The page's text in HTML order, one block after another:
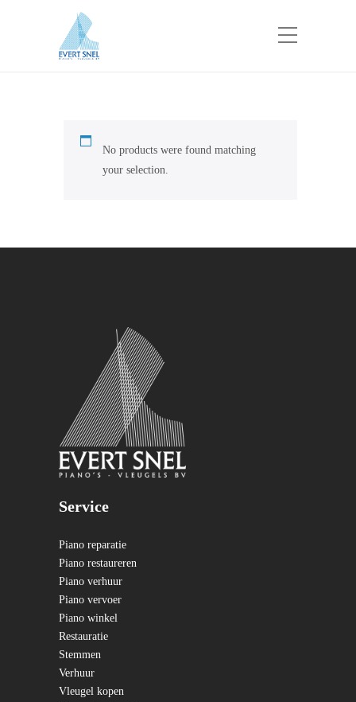
No products were found matching
your selection.
Service
Piano reparatie
Piano restaureren
Piano verhuur
Piano vervoer
Piano winkel
Restauratie
Stemmen
Verhuur
Vleugel kopen